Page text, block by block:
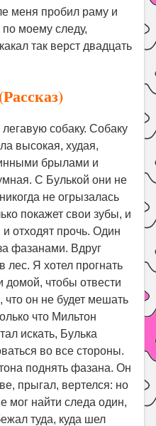
меня пробил раму и
моему следу,
так верст двадцать
собаку. Собаку
высокая, худая,
брылами и
С Булькой они не
не огрызалась
покажет свои зубы, и
отходят прочь. Один
фазанами. Вдруг
лес. Я хотел прогнать
домой, чтобы отвести
он не будет мешать
что Мильтон
искать, Булька
во все стороны.
поднять фазана. Он
прыгал, вертелся: но
мог найти следа один,
туда, куда шел